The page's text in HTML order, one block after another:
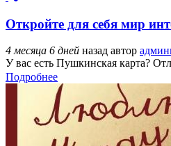
Откройте для себя мир
4 месяца 6 дней назад автор
У вас есть Пушкинская карта?
Подробнее